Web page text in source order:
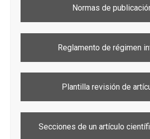
Normas de
Reglamento de régimen
Plantilla revisión de
Secciones de un artículo